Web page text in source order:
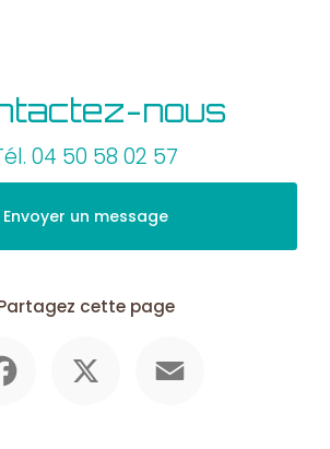
nous
04 50 58 02 57
Envoyer un message
cette page